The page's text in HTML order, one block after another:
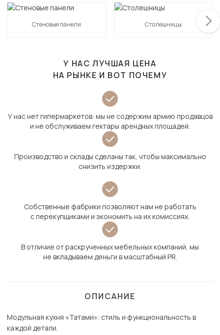
Стеновые панели Столешницы
У НАС ЛУЧШАЯ ЦЕНА
НА РЫНКЕ И ВОТ ПОЧЕМУ
У нас нет гипермаркетов: мы не содержим армию продавцов
и не обслуживаем гектары арендных площадей.
Производство и склады сделаны так, чтобы максимально
снизить издержки.
Собственные фабрики позволяют нам не работать
с перекупщиками и экономить на их комиссиях.
В отличие от раскрученных мебельных компаний, мы
не вкладываем деньги в масштабный PR.
ОПИСАНИЕ
Модульная кухня «Татами»: стиль и функциональность в
каждой детали.